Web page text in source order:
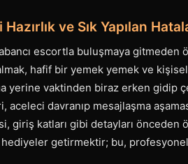
ve Sık Yapılan
escortla buluşmaya gitmeden
hafif bir yemek yemek ve
yerine vaktinden biraz erken gidip
aceleci davranıp mesajlaşma
giriş katları gibi detayları
getirmektir; bu, profesyonel